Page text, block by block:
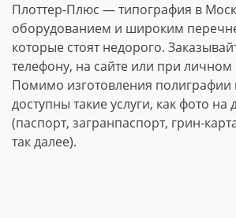
Плоттер-Плюс — типография в
оборудованием и широким
которые стоят недорого.
телефону, на сайте или при
Помимо изготовления полиграфии
доступны такие услуги, как фото на
(паспорт, загранпаспорт, грин-
так далее).